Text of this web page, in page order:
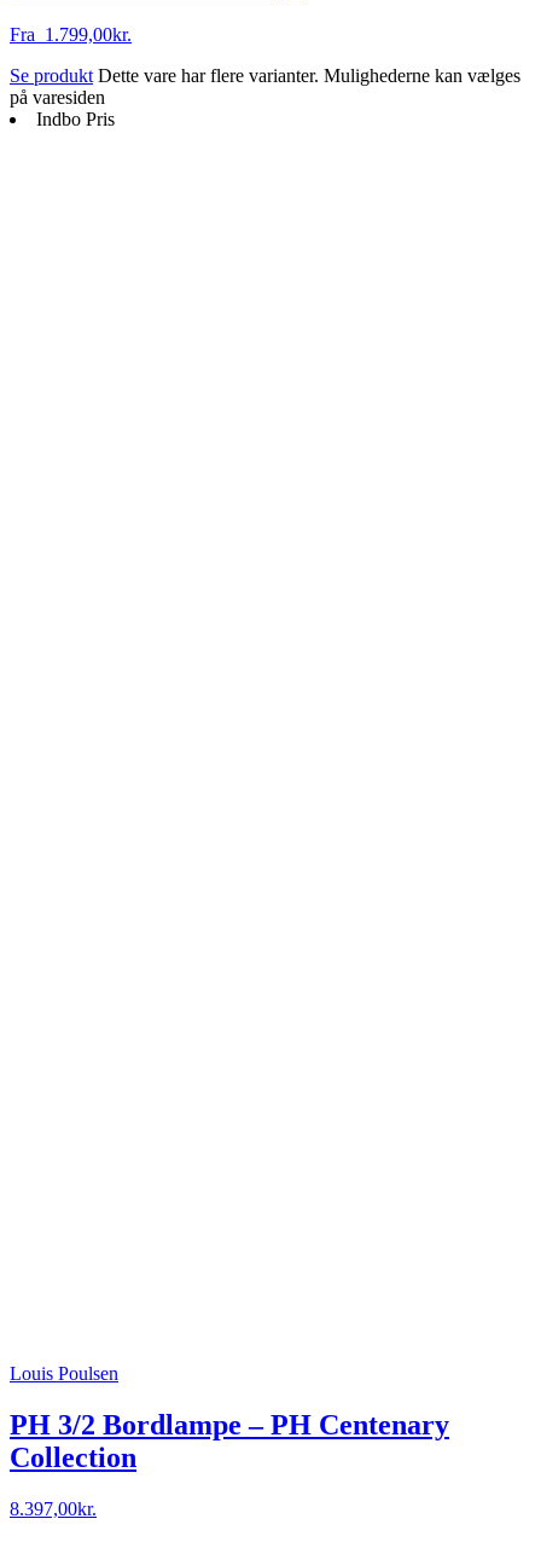
Fra 1.799,00kr.
Se produkt Dette vare har flere varianter. Mulighederne kan vælges
på varesiden
Indbo Pris
Louis Poulsen
PH 3/2 Bordlampe – PH Centenary
Collection
8.397,00kr.